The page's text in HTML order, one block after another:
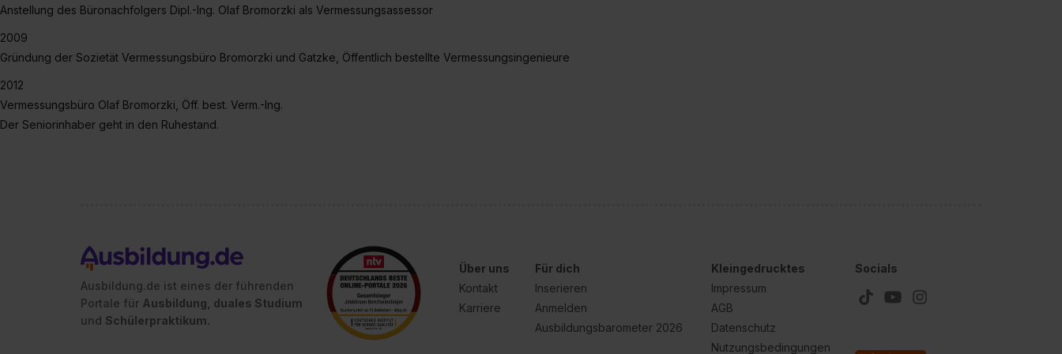
Anstellung des Büronachfolgers Dipl.-Ing. Olaf Bromorzki als Vermessungsassessor
2009
Gründung der Sozietät Vermessungsbüro Bromorzki und Gatzke, Öffentlich bestellte Vermessungsingenieure
2012
Vermessungsbüro Olaf Bromorzki, Öff. best. Verm.-Ing.
Der Seniorinhaber geht in den Ruhestand.
Ausbildung.de ist eines der führenden
Portale für Ausbildung, duales Studium
und Schülerpraktikum.
Über uns
Kontakt
Karriere
Für dich
Inserieren
Anmelden
Ausbildungsbarometer 2026
Kleingedrucktes
Impressum
AGB
Datenschutz
Nutzungsbedingungen
Socials